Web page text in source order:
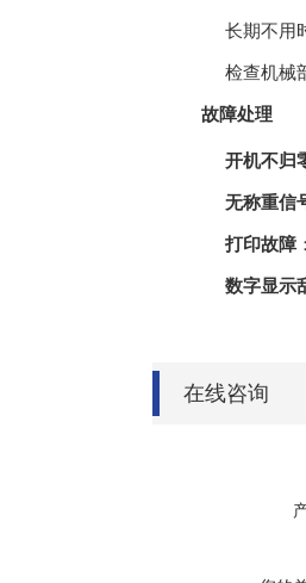
长期不用
检查机械
故障处理
开机不归
无称重信
打印故障
数字显示
在线咨询